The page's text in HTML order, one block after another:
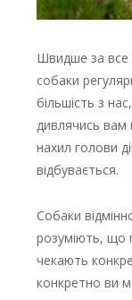
Швидше за все
собаки
більшість з
дивлячись
нахил голови
відбувається.
Собаки
розуміють, що
чекають
конкретно ви